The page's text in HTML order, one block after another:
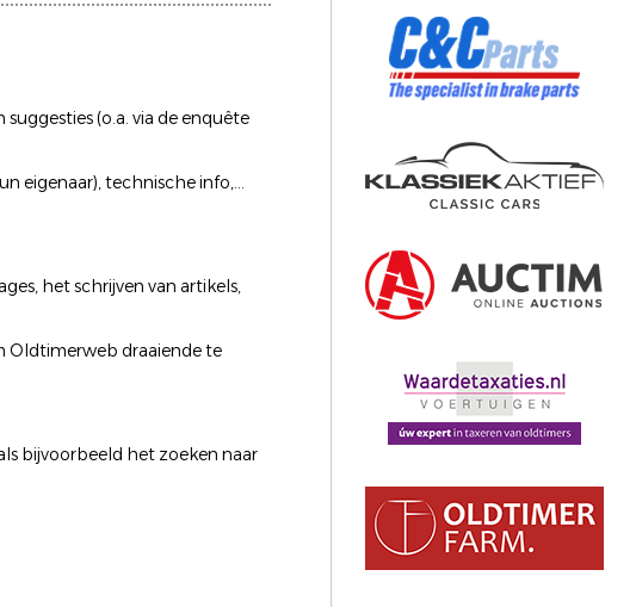
(o.a. via de enquête
eigenaar), technische info,...
het schrijven van artikels,
Oldtimerweb draaiende te
bijvoorbeeld het zoeken naar